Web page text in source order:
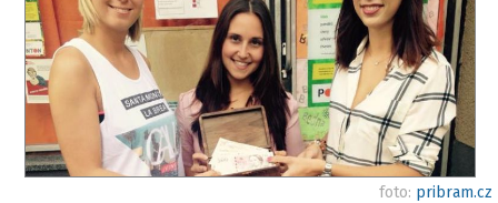
foto: pribram.cz